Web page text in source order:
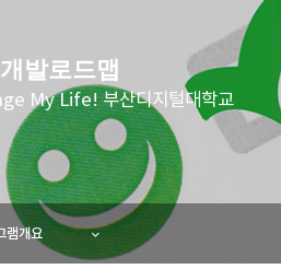
발로드맵
My Life! 부산디지털대학교
램개요